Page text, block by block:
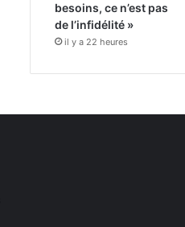
besoins, ce n’est pas
de l’infidélité »
il y a 22 heures